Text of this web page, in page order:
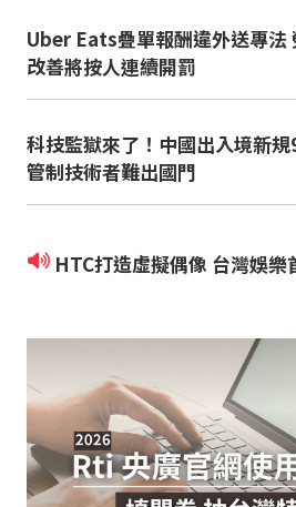
Uber Eats疊單報酬違外送專法
改善將按人連續開罰
科技監獄來了！中國出入境新
管制技術者難出國門
HTC打造虛擬偶像 台灣娛樂